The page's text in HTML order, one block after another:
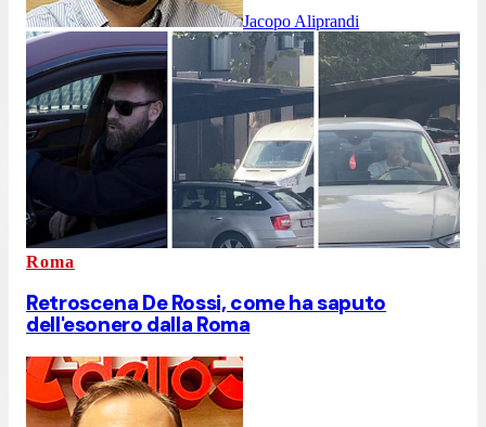
Jacopo Aliprandi
Roma
Retroscena De Rossi, come ha saputo
dell'esonero dalla Roma